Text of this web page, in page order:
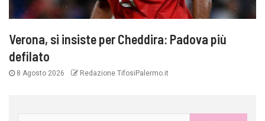
Verona, si insiste per Cheddira: Padova più
defilato
8 Agosto 2026 Redazione TifosiPalermo.it